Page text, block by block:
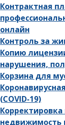
Контрактная
онлайн
Контроль за
Копию
нарушения,
Корзина для
(COVID-19)
Корректировка
недвижимость